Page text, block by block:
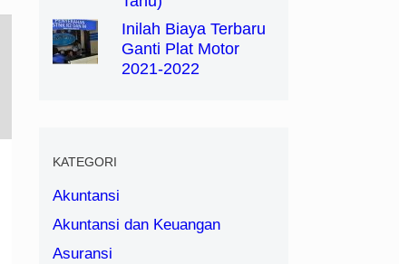
Inilah Biaya Terbaru
Ganti Plat Motor
2021-2022
KATEGORI
Akuntansi
Akuntansi dan Keuangan
Asuransi